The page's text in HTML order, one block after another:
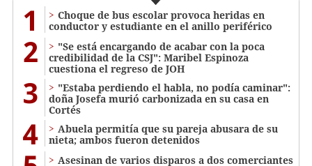
1
Choque de bus escolar provoca heridas en
conductor y estudiante en el anillo periférico
2
"Se está encargando de acabar con la poca
credibilidad de la CSJ": Maribel Espinoza
cuestiona el regreso de JOH
3
"Estaba perdiendo el habla, no podía caminar":
doña Josefa murió carbonizada en su casa en
Cortés
4
Abuela permitía que su pareja abusara de su
nieta; ambos fueron detenidos
Asesinan de varios disparos a dos comerciantes